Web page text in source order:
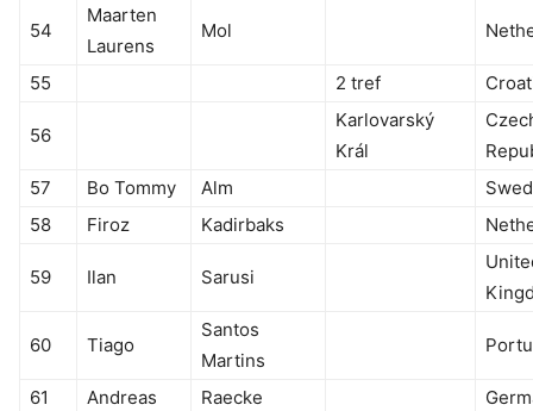
54
Maarten
Laurens
Mol
55 2 tref
56
Karlovarský
Král
57
Bo Tommy Alm
58
Firoz Kadirbaks
59 Ilan Sarusi
60 Tiago
Santos
Martins
61 Andreas Raecke